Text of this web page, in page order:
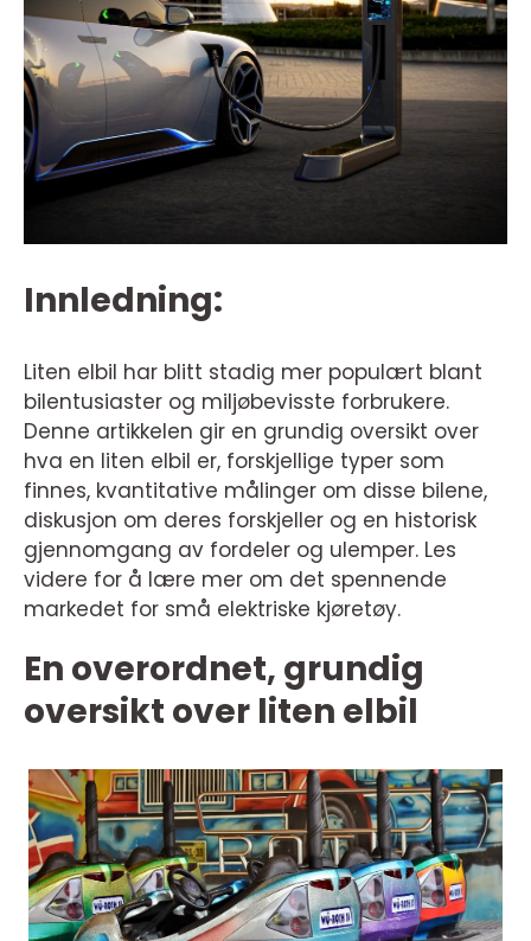
Innledning:
Liten elbil har blitt stadig mer populært blant
bilentusiaster og miljøbevisste forbrukere.
Denne artikkelen gir en grundig oversikt over
hva en liten elbil er, forskjellige typer som
finnes, kvantitative målinger om disse bilene,
diskusjon om deres forskjeller og en historisk
gjennomgang av fordeler og ulemper. Les
videre for å lære mer om det spennende
markedet for små elektriske kjøretøy.
En overordnet, grundig
oversikt over liten elbil